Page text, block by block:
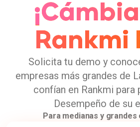
Rankmi
Solicita tu demo y
empresas más grandes de
confían en Rankmi para
Desempeño de su
Para medianas y grandes